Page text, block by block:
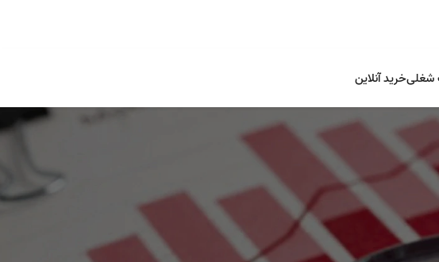
شغلیخرید آنلاین